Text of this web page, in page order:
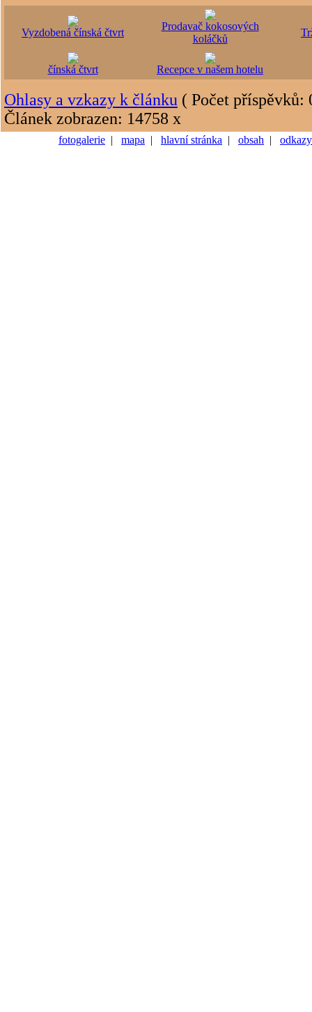
Vyzdobená čínská čtvrt
Prodavač kokosových
koláčků
čínská čtvrt Recepce v našem hotelu
Ohlasy a vzkazy k článku ( Počet příspěvků:
Článek zobrazen: 14758 x
fotogalerie | mapa | hlavní stránka | obsah | odkazy